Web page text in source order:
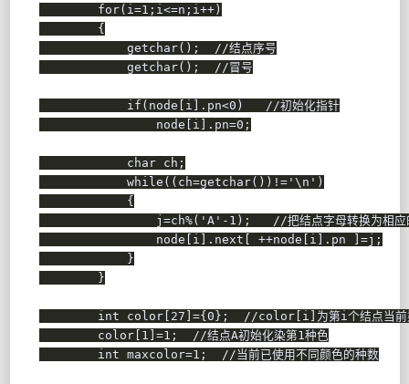
for( i =1 ; i <=n ; i ++)
{
getchar( ) ;
//结点序号
getchar( ) ; //冒号
if ( node [ i ] . pn<0 )
//初始化指针
                node
[ i ] . pn=0 ;
char ch ;
while ( ( ch=getchar( ) ) !='\n' )
{
                j
=ch%( 'A' - 1 ) ;
//把结点字母转换为相
                node
[ i ] . next [ ++node [ i ] . pn ] =j ;
}
}
int color[ 27 ] ={0} ;
//color[i]为第i个结点当前染
        color
[ 1 ] =1 ;
//结点A初始化染第1种色
int maxcolor=1 ; //当前已使用不同颜色的种数